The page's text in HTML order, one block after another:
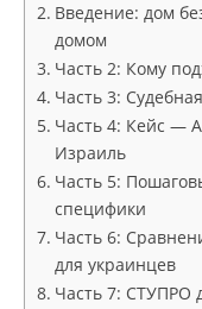
Введение: дом
домом
Часть 2: Кому
Часть 3:
Часть 4: Кейс —
Израиль
Часть 5:
специфики
Часть 6:
для украинцев
Часть 7: СТУПРО